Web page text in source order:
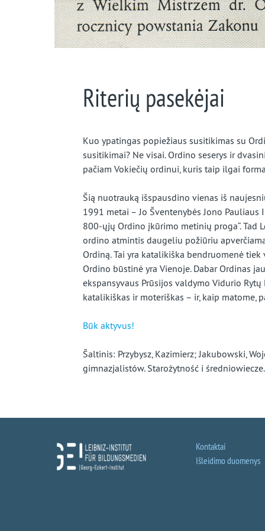
Riterių pasekėjai
Kuo ypatingas popiežiaus susitikimas su
susitikimai? Ne visai. Ordino seserys ir
pačiam Vokiečių ordinui, kuris taip ilgai
Šią nuotrauką išspausdino vienas iš
1991 metai – Jo Šventenybės Jono
800-ųjų Ordino įkūrimo metinių proga“. Tad
ordino atmintis daugeliu požiūriu
Ordiną. Tai yra katalikiška bendruomenė
Ordino būstinė yra Vienoje. Dabar Ordinas
ekspansyvaus Prūsijos valdymo Vidurio
katalikiškas ir moteriškas – ir, kaip matome,
Būk aktyvus!
Šaltinis: Przybysz, Kazimierz; Jakubowski,
gimnazjalistów. Starożytność i
Kontaktai
Išleidimo duomenys